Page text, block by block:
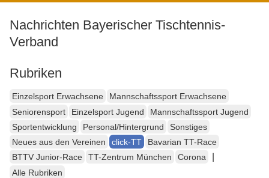
Nachrichten Bayerischer Tischtennis-
Verband
Rubriken
Einzelsport Erwachsene
Mannschaftssport Erwachsene
Seniorensport
Einzelsport Jugend
Mannschaftssport Jugend
Sportentwicklung
Personal/Hintergrund
Sonstiges
Neues aus den Vereinen
click-TT
Bavarian TT-Race
BTTV Junior-Race
TT-Zentrum München Corona
Alle Rubriken